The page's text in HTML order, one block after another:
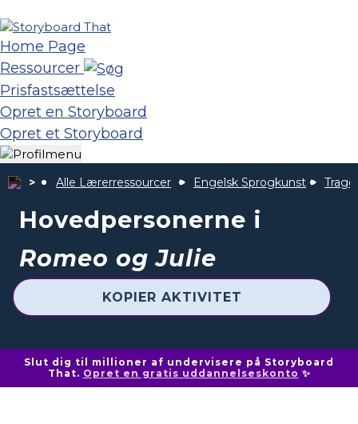
Home Page
Ressourcer
Prisfastsættelse
Opret en Storyboard
Opret et Storyboard
Alle Lærerressourcer Engelsk Sprogkunst
Hovedpersonerne i
Romeo og Julie
KOPIER AKTIVITET
Slut dig til millioner af undervisere på Storyboard
That. Opret en gratis uddannelseskonto ✨